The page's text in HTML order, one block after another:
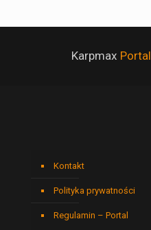
Karpmax Portal
Kontakt
Polityka prywatności
Regulamin – Portal